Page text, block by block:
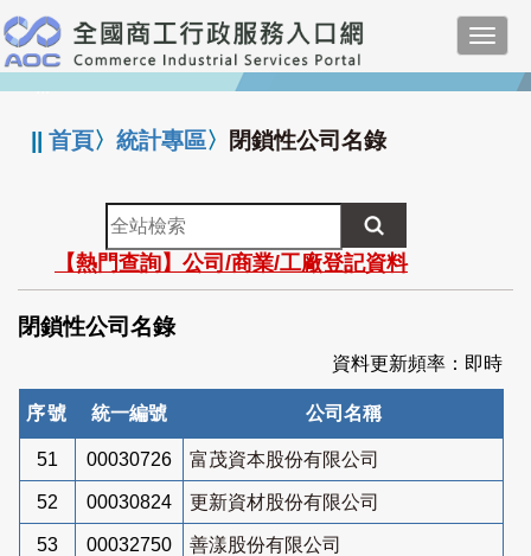
跳
到
主
要
:::
||首頁〉統計專區〉 閉鎖性公司名錄
全
站
檢
索
【熱門查詢】公司/商業/工廠登記資料
閉鎖性公司名錄
資料更新頻率：即時
序號 統一編號 公司名稱
51 00030726 富茂資本股份有限公司
52 00030824 更新資材股份有限公司
53 00032750 善漾股份有限公司